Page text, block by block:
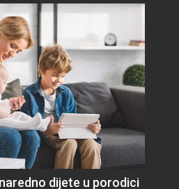
dijete u porodici